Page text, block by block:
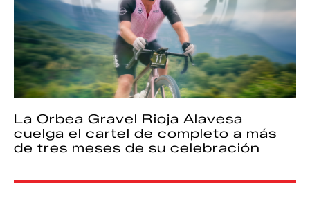
La Orbea Gravel Rioja Alavesa
cuelga el cartel de completo a más
de tres meses de su celebración